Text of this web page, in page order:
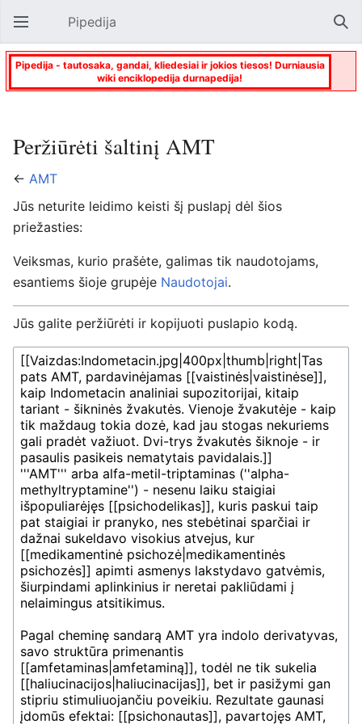
Atverti pagrindinį meniu Pipedija
Pipedija - tautosaka, gandai, kliedesiai ir jokios tiesos! Durniausia
wiki enciklopedija durnapedija!
Peržiūrėti šaltinį AMT
← AMT
Jūs neturite leidimo keisti šį puslapį dėl šios
priežasties:
Veiksmas, kurio prašėte, galimas tik naudotojams,
esantiems šioje grupėje Naudotojai.
Jūs galite peržiūrėti ir kopijuoti puslapio kodą.